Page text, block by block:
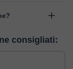
come la
dell'aula e
o debito.
consigliati: